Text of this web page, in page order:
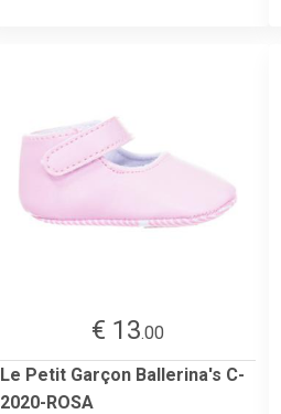
€ 13.00
Le Petit Garçon Ballerina's C-
2020-ROSA